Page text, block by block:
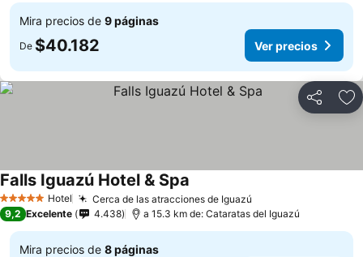
Mira precios de 9 páginas
De $40.182 Ver precios
Compartir
5 Estrellas Hotel Cerca de las atracciones de Iguazú
Falls Iguazú Hotel & Spa
9,2 Excelente 4.438 a 15.3 km de: Cataratas del Iguazú
Mira precios de 8 páginas